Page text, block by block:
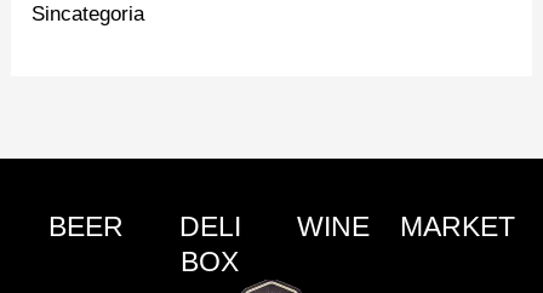
Sincategoria
BEER
DELI
BOX
WINE MARKET